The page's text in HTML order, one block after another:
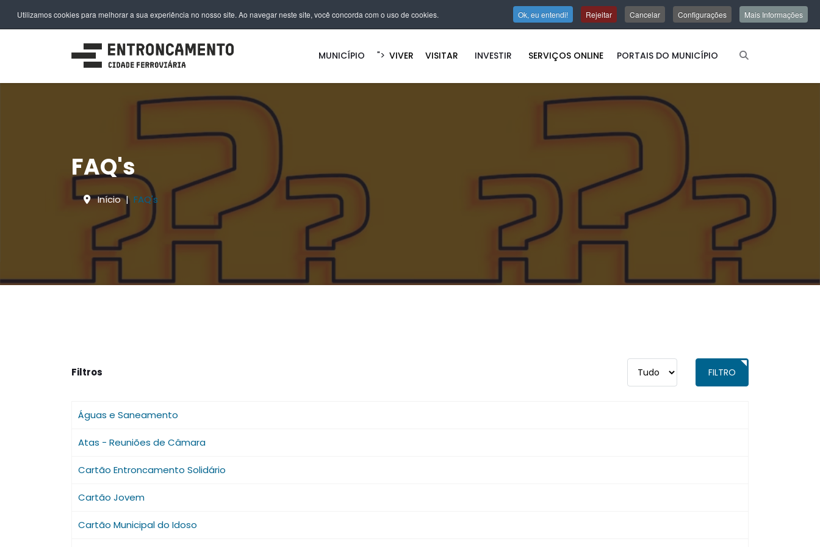
EN FRDE IT PLPTES
MUNICÍPIO "> VIVER VISITAR INVESTIR SERVIÇOS ONLINE PORTAIS DO MUNICÍPIO
FAQ's
Início FAQ's
Filtros FILTRO
Águas e Saneamento
Atas - Reuniões de Câmara
Cartão Entroncamento Solidário
Cartão Jovem
Cartão Municipal do Idoso
Utilizamos cookies para melhorar a sua experiência no nosso site. Ao navegar neste site, você concorda com o uso de cookies. Ok, eu entendi! Rejeitar Cancelar Configurações Mais Informações